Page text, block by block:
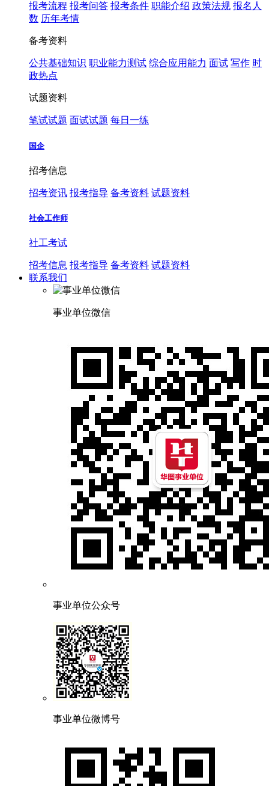
报考流程 报考问答 报考条件 职能介绍 政策法规 报名人
数 历年考情
备考资料
公共基础知识 职业能力测试 综合应用能力 面试 写作 时
政热点
试题资料
笔试试题 面试试题 每日一练
国企
招考信息
招考资讯 报考指导 备考资料 试题资料
社会工作师
社工考试
招考信息 报考指导 备考资料 试题资料
联系我们
事业单位微信
事业单位公众号
事业单位微博号